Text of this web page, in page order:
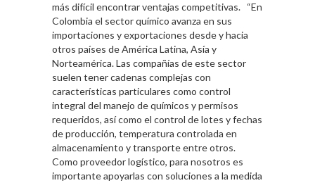
más difícil encontrar ventajas competitivas. “En
Colombia el sector químico avanza en sus
importaciones y exportaciones desde y hacia
otros países de América Latina, Asía y
Norteamérica. Las compañías de este sector
suelen tener cadenas complejas con
características particulares como control
integral del manejo de químicos y permisos
requeridos, así como el control de lotes y fechas
de producción, temperatura controlada en
almacenamiento y transporte entre otros.
Como proveedor logístico, para nosotros es
importante apoyarlas con soluciones a la medida